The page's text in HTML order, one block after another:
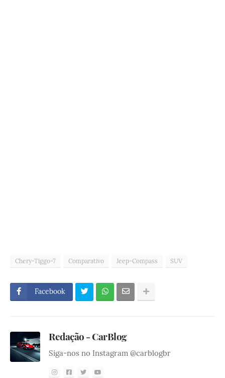
Chery-Tiggo-7 Comparativo Jeep-Compass SUV
Facebook
Redação - CarBlog
Siga-nos no Instagram @carblogbr